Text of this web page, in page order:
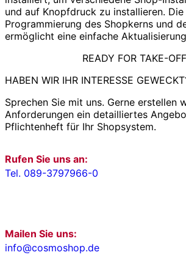
und auf Knopfdruck zu installieren.
Programmierung des Shopkerns und
ermöglicht eine einfache
READY FOR TAKE-
HABEN WIR IHR INTERESSE
Sprechen Sie mit uns. Gerne erstellen
Anforderungen ein detailliertes
Pflichtenheft für Ihr Shopsystem.
Rufen Sie uns an:
Tel. 089-3797966-0
Mailen Sie uns:
info@cosmoshop.de